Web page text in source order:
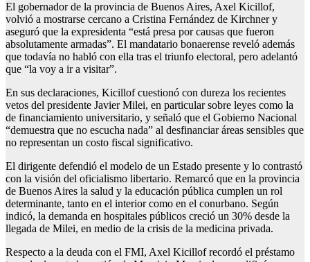
El gobernador de la provincia de Buenos Aires, Axel Kicillof,
volvió a mostrarse cercano a Cristina Fernández de Kirchner y
aseguró que la expresidenta “está presa por causas que fueron
absolutamente armadas”. El mandatario bonaerense reveló además
que todavía no habló con ella tras el triunfo electoral, pero adelantó
que “la voy a ir a visitar”.
En sus declaraciones, Kicillof cuestionó con dureza los recientes
vetos del presidente Javier Milei, en particular sobre leyes como la
de financiamiento universitario, y señaló que el Gobierno Nacional
“demuestra que no escucha nada” al desfinanciar áreas sensibles que
no representan un costo fiscal significativo.
El dirigente defendió el modelo de un Estado presente y lo contrastó
con la visión del oficialismo libertario. Remarcó que en la provincia
de Buenos Aires la salud y la educación pública cumplen un rol
determinante, tanto en el interior como en el conurbano. Según
indicó, la demanda en hospitales públicos creció un 30% desde la
llegada de Milei, en medio de la crisis de la medicina privada.
Respecto a la deuda con el FMI, Axel Kicillof recordó el préstamo